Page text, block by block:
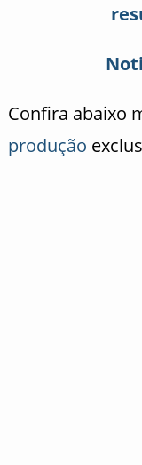
Confira abaixo
produção